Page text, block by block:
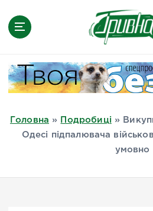
Миколаїв,
Головна » Подробиці »
Одесі підпалювача
умовно